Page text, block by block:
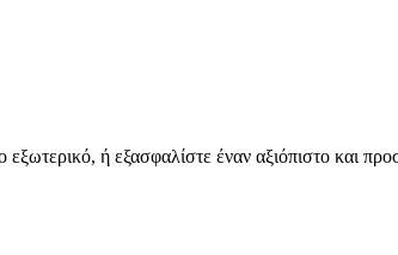
ή εξασφαλίστε έναν αξιόπιστο και